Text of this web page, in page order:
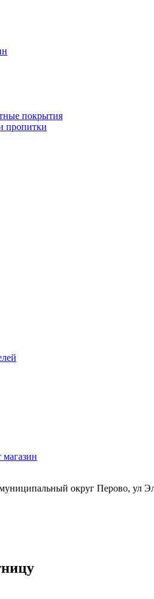
покрытия
пропитки
магазин
округ Перово, ул